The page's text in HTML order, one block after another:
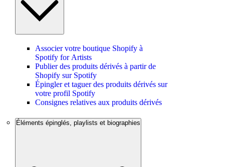
Associer votre boutique Shopify à
Spotify for Artists
Publier des produits dérivés à partir de
Shopify sur Spotify
Épingler et taguer des produits dérivés sur
votre profil Spotify
Consignes relatives aux produits dérivés
Éléments épinglés, playlists et biographies